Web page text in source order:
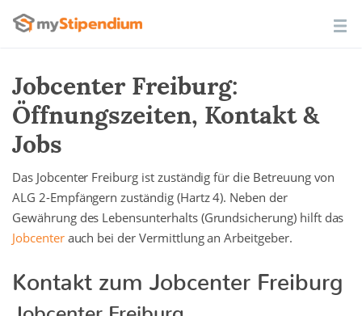
Jobcenter Freiburg:
Öffnungszeiten, Kontakt &
Jobs
Das Jobcenter Freiburg ist zuständig für die Betreuung von
ALG 2-Empfängern zuständig (Hartz 4). Neben der
Gewährung des Lebensunterhalts (Grundsicherung) hilft das
Jobcenterauch bei der Vermittlung an Arbeitgeber.
Kontakt zum Jobcenter Freiburg
Jobcenter Freiburg